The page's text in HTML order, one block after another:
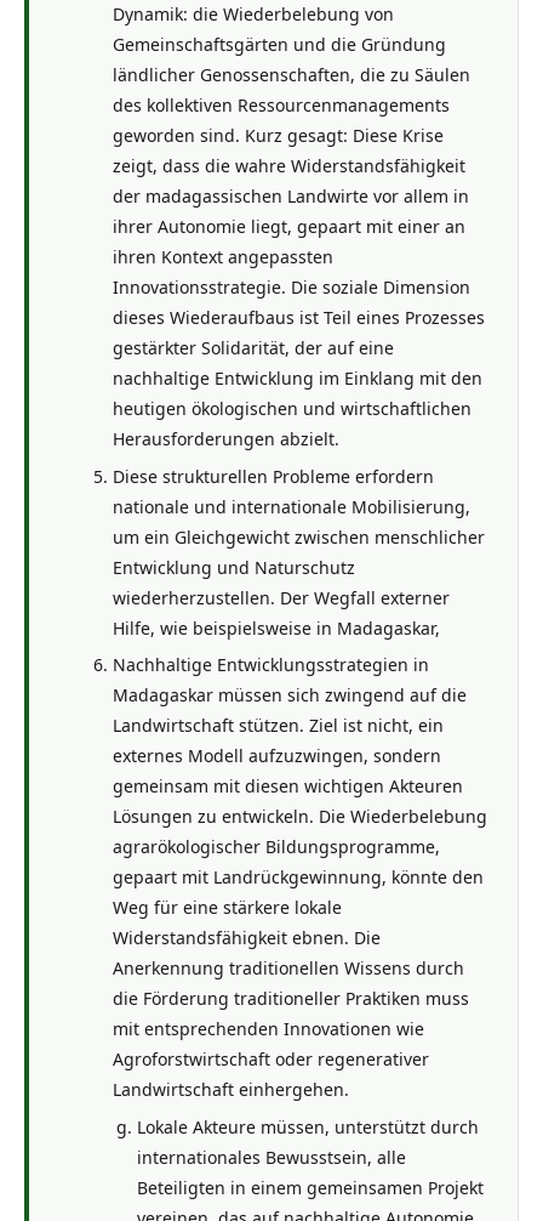
Dynamik: die Wiederbelebung von
Gemeinschaftsgärten und die Gründung
ländlicher Genossenschaften, die zu Säulen
des kollektiven Ressourcenmanagements
geworden sind. Kurz gesagt: Diese Krise
zeigt, dass die wahre Widerstandsfähigkeit
der madagassischen Landwirte vor allem in
ihrer Autonomie liegt, gepaart mit einer an
ihren Kontext angepassten
Innovationsstrategie. Die soziale Dimension
dieses Wiederaufbaus ist Teil eines Prozesses
gestärkter Solidarität, der auf eine
nachhaltige Entwicklung im Einklang mit den
heutigen ökologischen und wirtschaftlichen
Herausforderungen abzielt.
Diese strukturellen Probleme erfordern
nationale und internationale Mobilisierung,
um ein Gleichgewicht zwischen menschlicher
Entwicklung und Naturschutz
wiederherzustellen. Der Wegfall externer
Hilfe, wie beispielsweise in Madagaskar,
Nachhaltige Entwicklungsstrategien in
Madagaskar müssen sich zwingend auf die
Landwirtschaft stützen. Ziel ist nicht, ein
externes Modell aufzuzwingen, sondern
gemeinsam mit diesen wichtigen Akteuren
Lösungen zu entwickeln. Die Wiederbelebung
agrarökologischer Bildungsprogramme,
gepaart mit Landrückgewinnung, könnte den
Weg für eine stärkere lokale
Widerstandsfähigkeit ebnen. Die
Anerkennung traditionellen Wissens durch
die Förderung traditioneller Praktiken muss
mit entsprechenden Innovationen wie
Agroforstwirtschaft oder regenerativer
Landwirtschaft einhergehen.
Lokale Akteure müssen, unterstützt durch
internationales Bewusstsein, alle
Beteiligten in einem gemeinsamen Projekt